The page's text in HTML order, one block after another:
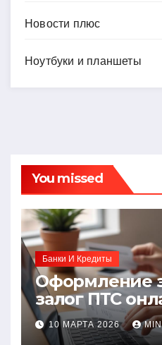
Новости плюс
Ноутбуки и планшеты
You missed
Банки И Кредиты
Оформление
залог ПТС
без визита в
требования и
10 МАРТА 2026